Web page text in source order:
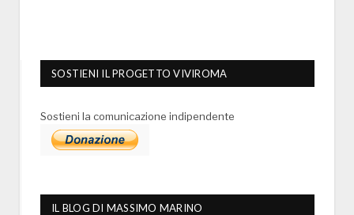
SOSTIENI IL PROGETTO VIVIROMA
Sostieni la comunicazione indipendente
IL BLOG DI MASSIMO MARINO